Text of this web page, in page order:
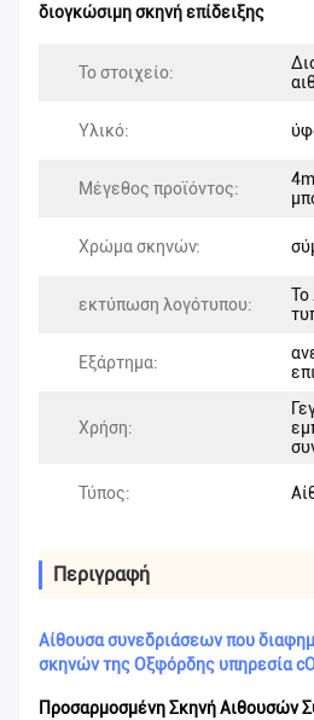
διογκώσιμη σκηνή επίδειξης
Το στοιχείο:
Υλικό:
Μέγεθος προϊόντος:
Χρώμα σκηνών:
εκτύπωση λογότυπου:
Το
Εξάρτημα:
Χρήση:
Τύπος:
Περιγραφή
Αίθουσα συνεδριάσεων που
σκηνών της Οξφόρδης υπηρεσία
Προσαρμοσμένη Σκηνή Αιθουσών